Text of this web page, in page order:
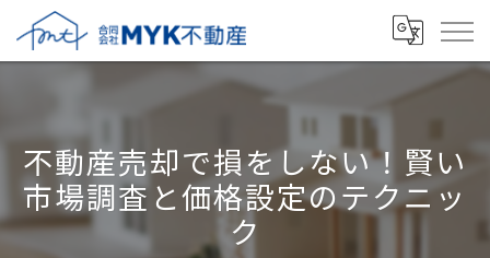
不動産売却で損をしない！賢い
市場調査と価格設定のテクニッ
ク